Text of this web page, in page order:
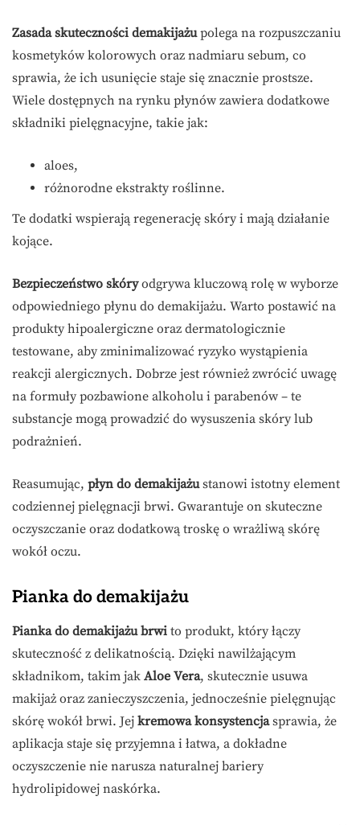
Zasada skuteczności demakijażupolega na rozpuszczaniu
kosmetyków kolorowych oraz nadmiaru sebum, co
sprawia, że ich usunięcie staje się znacznie prostsze.
Wiele dostępnych na rynku płynów zawiera dodatkowe
składniki pielęgnacyjne, takie jak:
aloes,
różnorodne ekstrakty roślinne.
Te dodatki wspierają regenerację skóry i mają działanie
kojące.
Bezpieczeństwo skóryodgrywa kluczową rolę w wyborze
odpowiedniego płynu do demakijażu. Warto postawić na
produkty hipoalergiczne oraz dermatologicznie
testowane, aby zminimalizować ryzyko wystąpienia
reakcji alergicznych. Dobrze jest również zwrócić uwagę
na formuły pozbawione alkoholu i parabenów – te
substancje mogą prowadzić do wysuszenia skóry lub
podrażnień.
Reasumując, płyn do demakijażustanowi istotny element
codziennej pielęgnacji brwi. Gwarantuje on skuteczne
oczyszczanie oraz dodatkową troskę o wrażliwą skórę
wokół oczu.
Pianka do demakijażu
Pianka do demakijażu brwi to produkt, który łączy
skuteczność z delikatnością. Dzięki nawilżającym
składnikom, takim jak Aloe Vera, skutecznie usuwa
makijaż oraz zanieczyszczenia, jednocześnie pielęgnując
skórę wokół brwi. Jej kremowa konsystencjasprawia, że
aplikacja staje się przyjemna i łatwa, a dokładne
oczyszczenie nie narusza naturalnej bariery
hydrolipidowej naskórka.